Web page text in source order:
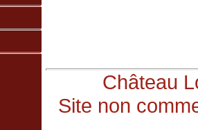
Château
Site non